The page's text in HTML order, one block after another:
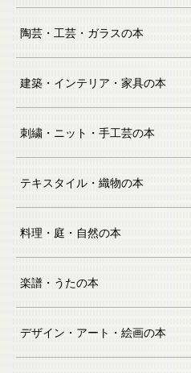
陶芸・工芸・ガラスの本
建築・インテリア・家具の本
刺繍・ニット・手工芸の本
テキスタイル・織物の本
料理・庭・自然の本
楽譜・うたの本
デザイン・アート・絵画の本